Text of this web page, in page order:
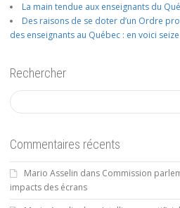
La main tendue aux enseignants du
Des raisons de se doter d’un Ordre
des enseignants au Québec : en voici seize
Rechercher
Commentaires récents
Mario Asselin dans Commission
impacts des écrans